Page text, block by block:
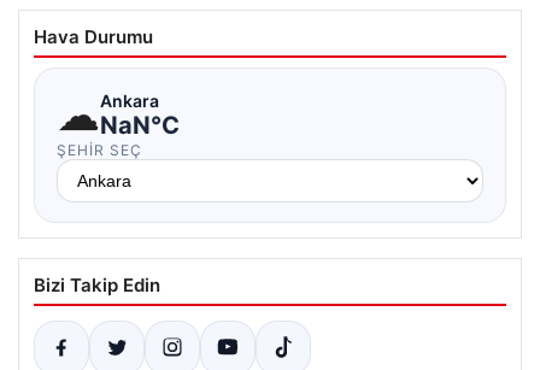
Hava Durumu
☁Ankara
NaN°C
ŞEHIR SEÇ
Bizi Takip Edin